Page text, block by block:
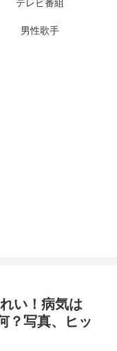
テレビ番組
男性歌手
い！病気は
？写真、ヒッ